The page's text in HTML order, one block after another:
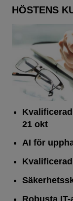
HÖSTENS
21 okt
AI för
Robusta IT-